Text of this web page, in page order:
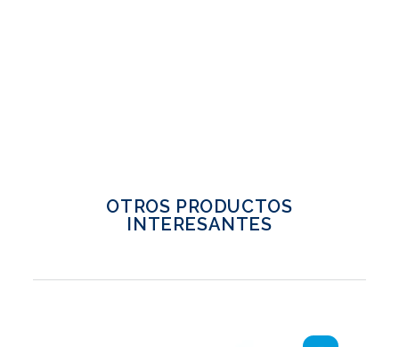
OTROS PRODUCTOS
INTERESANTES